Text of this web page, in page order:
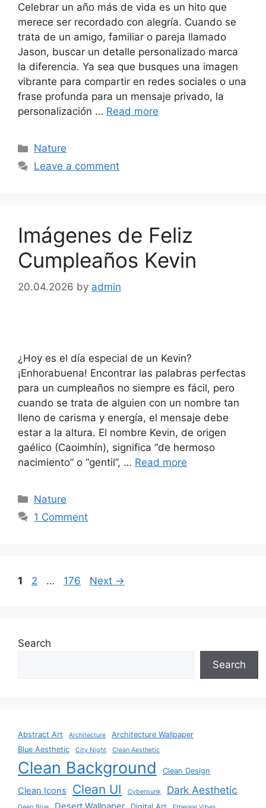
Celebrar un año más de vida es un hito que
merece ser recordado con alegría. Cuando se
trata de un amigo, familiar o pareja llamado
Jason, buscar un detalle personalizado marca
la diferencia. Ya sea que busques una imagen
vibrante para compartir en redes sociales o una
frase profunda para un mensaje privado, la
personalización … Read more
Categories
Nature
Leave a comment
Imágenes de Feliz
Cumpleaños Kevin
20.04.2026 by admin
¿Hoy es el día especial de un Kevin?
¡Enhorabuena! Encontrar las palabras perfectas
para un cumpleaños no siempre es fácil, pero
cuando se trata de alguien con un nombre tan
lleno de carisma y energía, el mensaje debe
estar a la altura. El nombre Kevin, de origen
gaélico (Caoimhín), significa “de hermoso
nacimiento” o “gentil”, … Read more
Categories
Nature
1 Comment
Page
1 Page
2 … Page
176 Next →
Search
Search
Abstract Art Architecture
Architecture Wallpaper
Blue Aesthetic
City Night Clean Aesthetic
Clean Background Clean Design
Clean Icons Clean UI Cyberpunk Dark Aesthetic